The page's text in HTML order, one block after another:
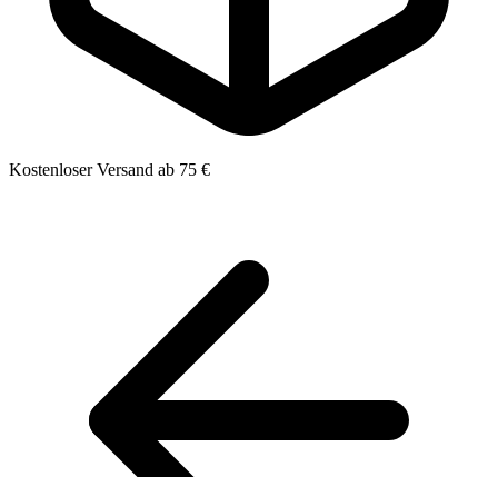
Kostenloser Versand ab 75 €